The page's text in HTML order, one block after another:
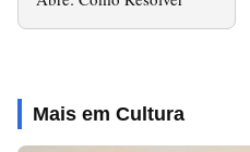
Mais em Cultura